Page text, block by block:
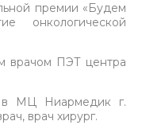
премии «Будем
онкологической
врачом ПЭТ центра
МЦ Ниармедик г.
врач хирург.